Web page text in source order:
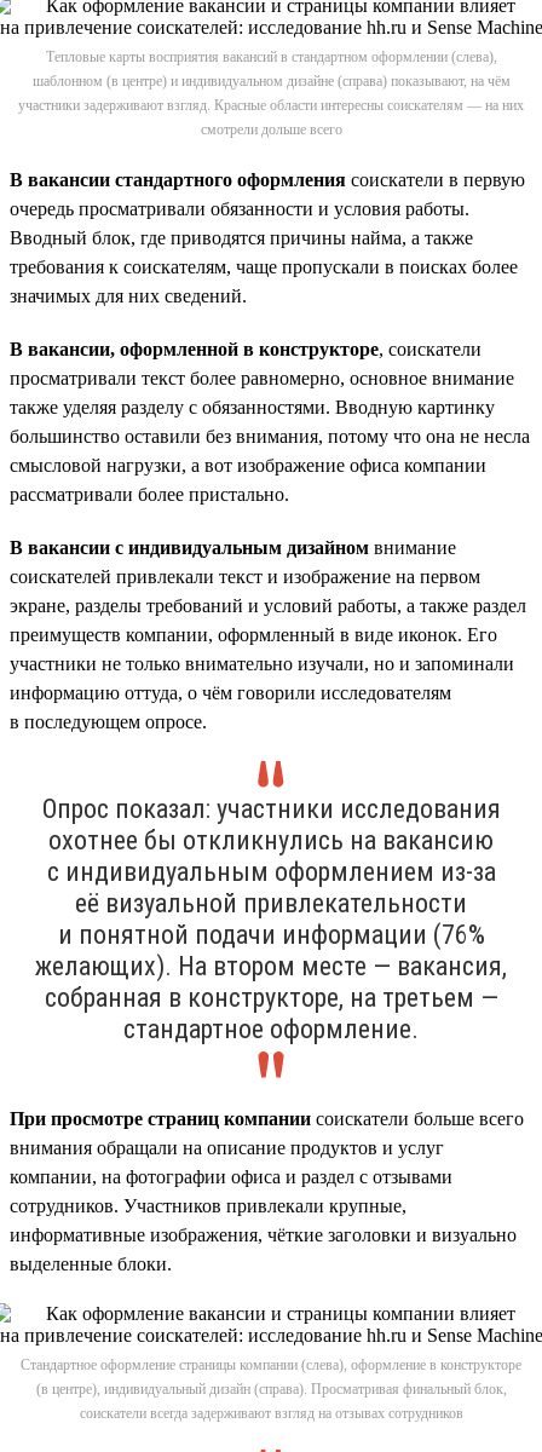
Тепловые карты восприятия вакансий в стандартном оформлении (слева),
шаблонном (в центре) и индивидуальном дизайне (справа) показывают, на чём
участники задерживают взгляд. Красные области интересны соискателям — на них
смотрели дольше всего
В вакансии стандартного оформления соискатели в первую
очередь просматривали обязанности и условия работы.
Вводный блок, где приводятся причины найма, а также
требования к соискателям, чаще пропускали в поисках более
значимых для них сведений.
В вакансии, оформленной в конструкторе, соискатели
просматривали текст более равномерно, основное внимание
также уделяя разделу с обязанностями. Вводную картинку
большинство оставили без внимания, потому что она не несла
смысловой нагрузки, а вот изображение офиса компании
рассматривали более пристально.
В вакансии с индивидуальным дизайном внимание
соискателей привлекали текст и изображение на первом
экране, разделы требований и условий работы, а также раздел
преимуществ компании, оформленный в виде иконок. Его
участники не только внимательно изучали, но и запоминали
информацию оттуда, о чём говорили исследователям
в последующем опросе.
Опрос показал: участники исследования
охотнее бы откликнулись на вакансию
с индивидуальным оформлением из-за
её визуальной привлекательности
и понятной подачи информации (76%
желающих). На втором месте — вакансия,
собранная в конструкторе, на третьем —
стандартное оформление.
При просмотре страниц компании соискатели больше всего
внимания обращали на описание продуктов и услуг
компании, на фотографии офиса и раздел с отзывами
сотрудников. Участников привлекали крупные,
информативные изображения, чёткие заголовки и визуально
выделенные блоки.
Стандартное оформление страницы компании (слева), оформление в конструкторе
(в центре), индивидуальный дизайн (справа). Просматривая финальный блок,
соискатели всегда задерживают взгляд на отзывах сотрудников